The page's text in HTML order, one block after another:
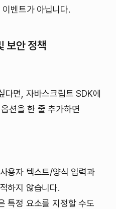
벤트가 아닙니다.
보안 정책
다면, 자바스크립트 SDK에
을 한 줄 추가하면
용자 텍스트/양식 입력과
하지 않습니다.
특정 요소를 지정할 수도